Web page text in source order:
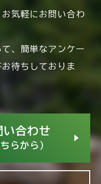
気軽にお問い合わ
、簡単なアンケー
待ちしておりま
い合わせ
らから）